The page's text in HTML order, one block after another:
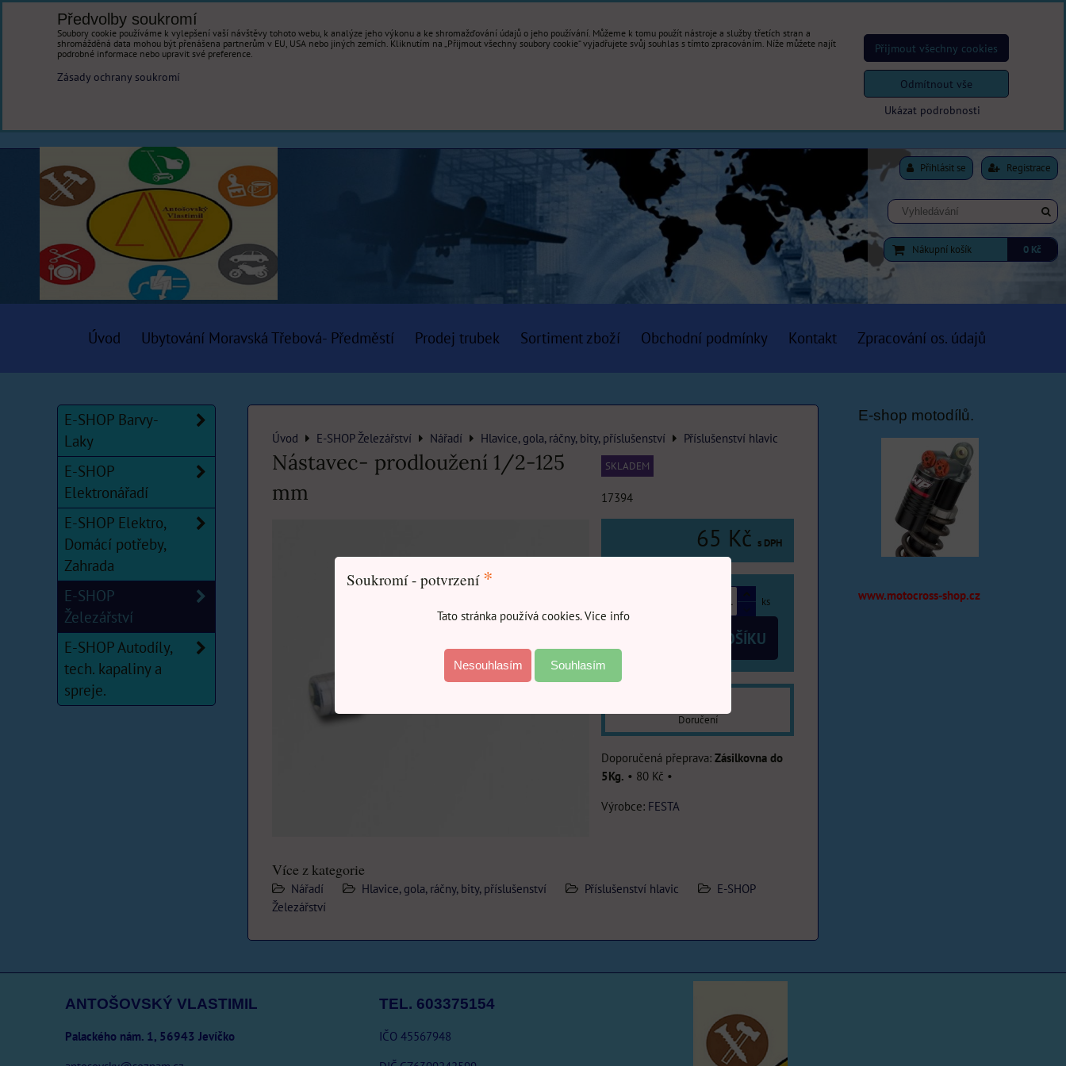
Přihlásit se Registrace
Nákupní košík 0 Kč
Úvod Ubytování Moravská Třebová- Předměstí Prodej trubek Sortiment zboží Obchodní podmínky Kontakt Zpracování os. údajů
Úvod E-SHOP Železářství Nářadí Hlavice, gola, ráčny, bity, příslušenství Příslušenství hlavic
Nástavec- prodloužení 1/2-125
mm
SKLADEM
17394
65 Kč s DPH
ks
DO KOŠÍKU
Doručení
Zásilkovna do
5Kg. • 80 Kč •
Výrobce: FESTA
Více z kategorie
Nářadí Hlavice, gola, ráčny, bity, příslušenství Příslušenství hlavic
E-SHOP
Železářství
E-SHOP Barvy-
Laky
E-SHOP
Elektronářadí
E-SHOP Elektro,
Domácí potřeby,
Zahrada
E-SHOP
Železářství
E-SHOP Autodíly,
tech. kapaliny a
spreje.
E-shop motodílů.
www.motocross-shop.cz
ANTOŠOVSKÝ VLASTIMIL
Palackého nám. 1, 56943 Jevíčko
TEL. 603375154
IČO 45567948
Předvolby soukromí
Soubory cookie používáme k vylepšení vaší návštěvy tohoto webu, k analýze jeho výkonu a ke shromažďování údajů o jeho používání. Můžeme k tomu použít nástroje a služby třetích stran a
shromážděná data mohou být přenášena partnerům v EU, USA nebo jiných zemích. Kliknutím na „Přijmout všechny soubory cookie“ vyjadřujete svůj souhlas s tímto zpracováním. Níže můžete najít
podrobné informace nebo upravit své preference.
Zásady ochrany soukromí
Ukázat podrobnosti
Přijmout všechny cookies
Odmítnout vše
Soukromí - potvrzení *
Tato stránka používá cookies. Vice info
Nesouhlasím Souhlasím